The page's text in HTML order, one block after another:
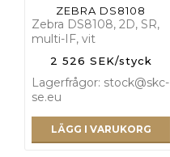
ZEBRA DS8108
Zebra DS8108, 2D, SR,
multi-IF, vit
2 526 SEK/styck
Lagerfrågor: stock@skc-
se.eu
LÄGG I VARUKORG